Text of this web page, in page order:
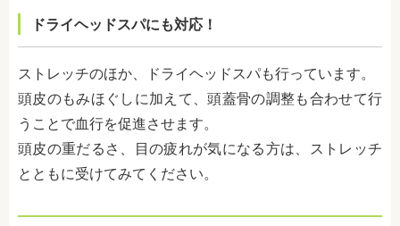
ドライヘッドスパにも対応！
ストレッチのほか、ドライヘッドスパも行っています。
頭皮のもみほぐしに加えて、頭蓋骨の調整も合わせて行
うことで血行を促進させます。
頭皮の重だるさ、目の疲れが気になる方は、ストレッチ
とともに受けてみてください。